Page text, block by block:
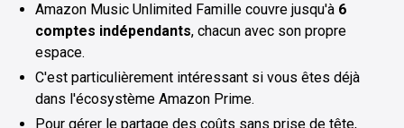
Amazon Music Unlimited Famille couvre jusqu'à 6
comptes indépendants, chacun avec son propre
espace.
C'est particulièrement intéressant si vous êtes déjà
dans l'écosystème Amazon Prime.
Pour gérer le partage des coûts sans prise de tête,